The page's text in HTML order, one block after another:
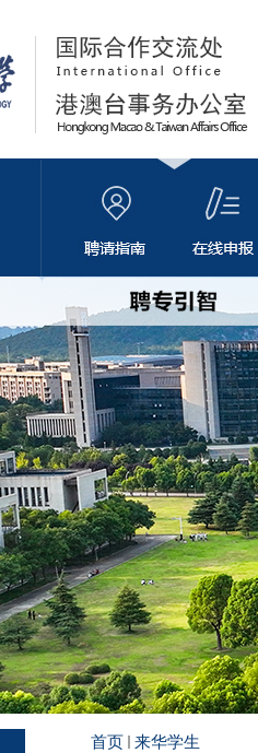
首页 来华学生